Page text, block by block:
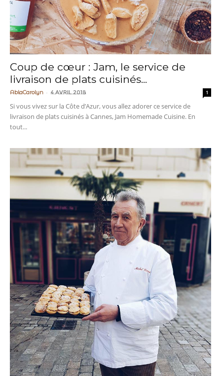
Coup de cœur : Jam, le service de
livraison de plats cuisinés...
AblaCarolyn - 4 avril 2018 1
Si vous vivez sur la Côte d’Azur, vous allez adorer ce service de
livraison de plats cuisinés à Cannes, Jam Homemade Cuisine. En
tout...